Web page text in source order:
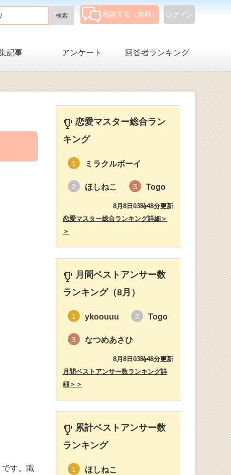
ログイン
相談する（無料）
記事 アンケート 回答者ランキング
す。職
恋愛マスター総合ラン
キング
1 ミラクルボーイ
2 ほしねこ 3 Togo
8月8日03時48分更新
恋愛マスター総合ランキング詳細＞
＞
月間ベストアンサー数
ランキング（8月）
1 ykoouuu 2 Togo
3 なつめあさひ
8月8日03時48分更新
月間ベストアンサー数ランキング詳
細＞＞
累計ベストアンサー数
ランキング
1 ほしねこ